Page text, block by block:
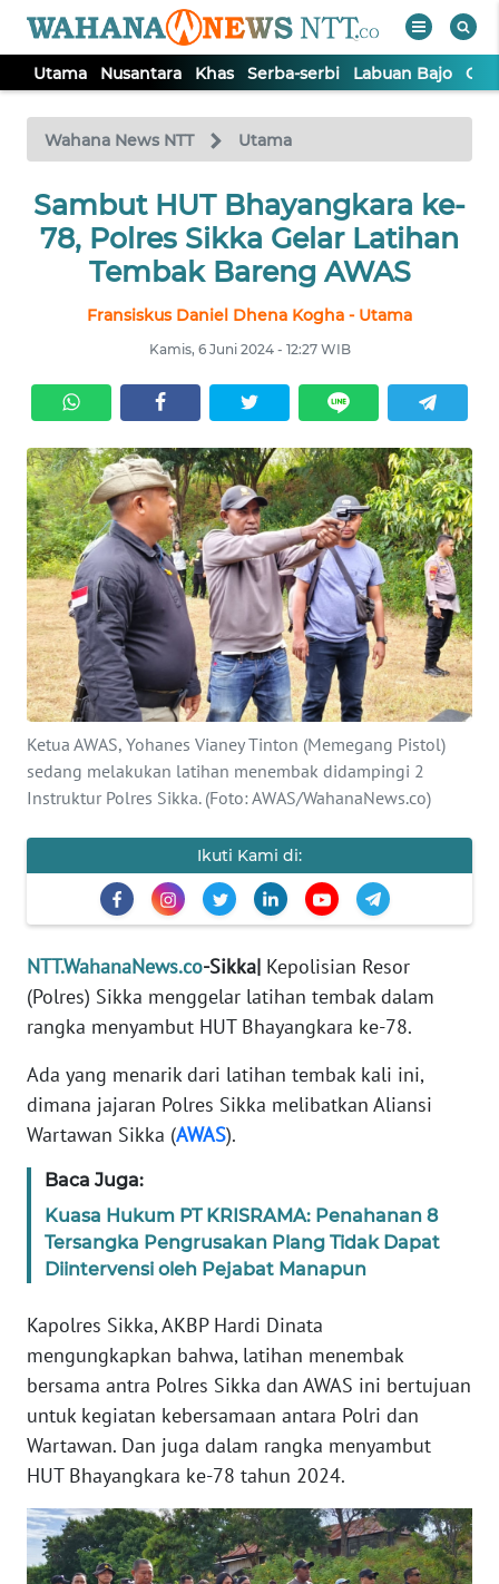
Utama Nusantara Khas Serba-serbi Labuan Bajo
Wahana News NTT Utama
Sambut HUT Bhayangkara ke-
78, Polres Sikka Gelar Latihan
Tembak Bareng AWAS
Fransiskus Daniel Dhena Kogha - Utama
Kamis, 6 Juni 2024 - 12:27 WIB
Ketua AWAS, Yohanes Vianey Tinton (Memegang Pistol)
sedang melakukan latihan menembak didampingi 2
Instruktur Polres Sikka. (Foto: AWAS/WahanaNews.co)
Ikuti Kami di:
NTT.WahanaNews.co-Sikka| Kepolisian Resor
(Polres) Sikka menggelar latihan tembak dalam
rangka menyambut HUT Bhayangkara ke-78.
Ada yang menarik dari latihan tembak kali ini,
dimana jajaran Polres Sikka melibatkan Aliansi
Wartawan Sikka (AWAS).
Baca Juga:
Kuasa Hukum PT KRISRAMA: Penahanan 8
Tersangka Pengrusakan Plang Tidak Dapat
Diintervensi oleh Pejabat Manapun
Kapolres Sikka, AKBP Hardi Dinata
mengungkapkan bahwa, latihan menembak
bersama antra Polres Sikka dan AWAS ini bertujuan
untuk kegiatan kebersamaan antara Polri dan
Wartawan. Dan juga dalam rangka menyambut
HUT Bhayangkara ke-78 tahun 2024.
TV
Tutup
UTAMA
NUSANTARA
SERBA-
SERBI
LABUAN
BAJO
OPINI
Informasi
INDEKS
BERITA
KONTAK
KAMI
INFO
TENTANG
PEDOMAN
MEDIA
REDAKSI
KARIR
DISCLAIMER
Wahana
Regional
WN
SUMUT
WN
WN
JABAR